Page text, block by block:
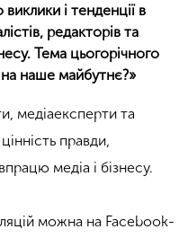
і тенденції в
редакторів та
Тема цьогорічного
наше майбутнє?»
медіаексперти та
правди,
медіа і бізнесу.
можна на Facebook-